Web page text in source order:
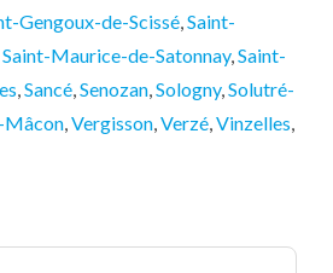
Gengoux-de-Scissé, Saint-
Saint-Maurice-de-Satonnay, Saint-
Sancé, Senozan, Sologny, Solutré-
Mâcon, Vergisson, Verzé, Vinzelles